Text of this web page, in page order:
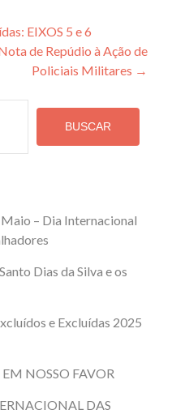
EIXOS 5 e 6
de Repúdio à Ação de
Policiais Militares →
BUSCAR
– Dia Internacional
Dias da Silva e os
e Excluídas 2025
NOSSO FAVOR
DAS